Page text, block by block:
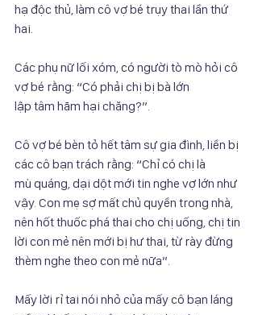
hạ độc thủ, làm cô vợ bé trụy thai lần thứ
hai.
Các phụ nữ lối xóm, có người tò mò hỏi cô
vợ bé rằng: “Có phải chị bị bà lớn
lập tâm hãm hại chăng?”.
Cô vợ bé bèn tỏ hết tâm sự gia đình, liền bị
các cô bạn trách rằng: “Chỉ có chị là
mù quáng, dại dột mới tin nghe vợ lớn như
vậy. Con mẹ sợ mất chủ quyền trong nhà,
nên hốt thuốc phá thai cho chị uống, chị tin
lời con mẻ nên mới bị hư thai, từ rày đừng
thèm nghe theo con mẻ nữa”.
Mấy lời rỉ tai nói nhỏ của mấy cô bạn láng